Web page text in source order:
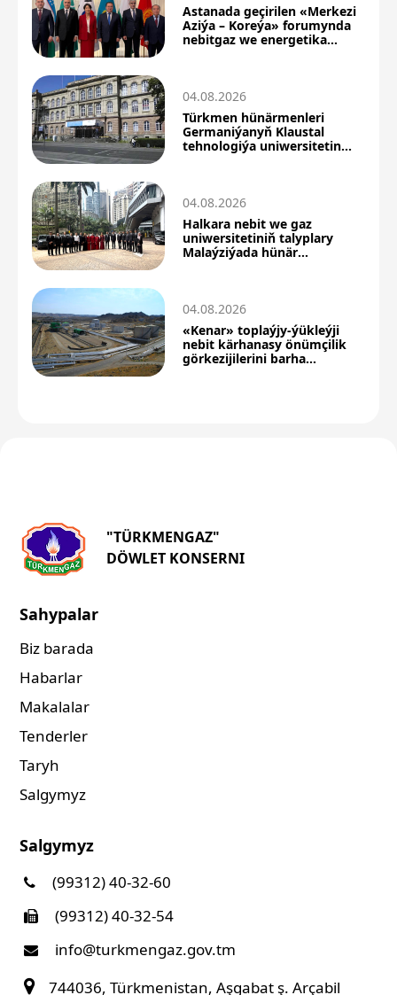
Astanada geçirilen «Merkezi
Aziýa – Koreýa» forumynda
nebitgaz we energetika
04.08.2026
Türkmen hünärmenleri
Germaniýanyň Klaustal
tehnologiýa uniwersitetinde
04.08.2026
Halkara nebit we gaz
uniwersitetiniň talyplary
Malaýziýada hünär
04.08.2026
«Kenar» toplaýjy-ýükleýji
nebit kärhanasy önümçilik
görkezijilerini barha
"TÜRKMENGAZ"
DÖWLET KONSERNI
Sahypalar
Biz barada
Habarlar
Makalalar
Tenderler
Taryh
Salgymyz
Salgymyz
(99312) 40-32-60
(99312) 40-32-54
info@turkmengaz.gov.tm
744036, Türkmenistan, Aşgabat ş. Arçabil